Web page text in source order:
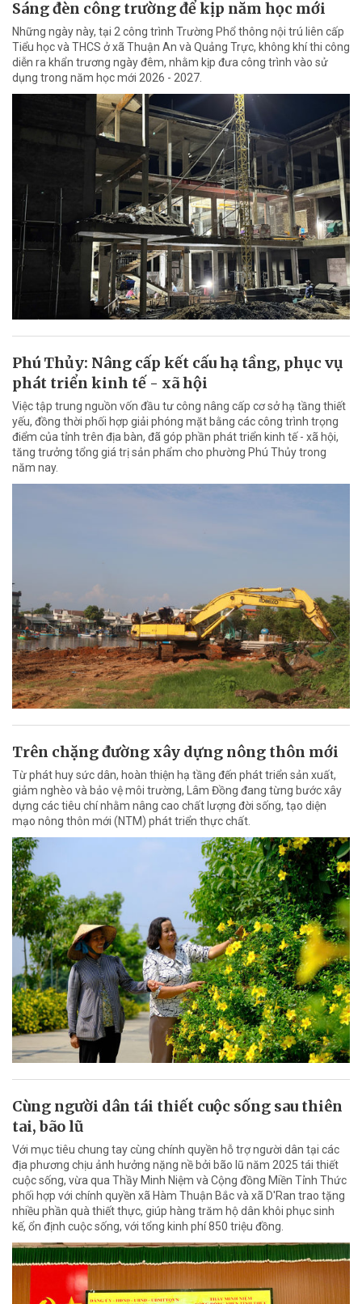
Sáng đèn công trường để kịp năm học mới
Những ngày này, tại 2 công trình Trường Phổ thông nội trú liên cấp
Tiểu học và THCS ở xã Thuận An và Quảng Trực, không khí thi công
diễn ra khẩn trương ngày đêm, nhằm kịp đưa công trình vào sử
dụng trong năm học mới 2026 - 2027.
Phú Thủy: Nâng cấp kết cấu hạ tầng, phục vụ
phát triển kinh tế - xã hội
Việc tập trung nguồn vốn đầu tư công nâng cấp cơ sở hạ tầng thiết
yếu, đồng thời phối hợp giải phóng mặt bằng các công trình trọng
điểm của tỉnh trên địa bàn, đã góp phần phát triển kinh tế - xã hội,
tăng trưởng tổng giá trị sản phẩm cho phường Phú Thủy trong
năm nay.
Trên chặng đường xây dựng nông thôn mới
Từ phát huy sức dân, hoàn thiện hạ tầng đến phát triển sản xuất,
giảm nghèo và bảo vệ môi trường, Lâm Đồng đang từng bước xây
dựng các tiêu chí nhằm nâng cao chất lượng đời sống, tạo diện
mạo nông thôn mới (NTM) phát triển thực chất.
Cùng người dân tái thiết cuộc sống sau thiên
tai, bão lũ
Với mục tiêu chung tay cùng chính quyền hỗ trợ người dân tại các
địa phương chịu ảnh hưởng nặng nề bởi bão lũ năm 2025 tái thiết
cuộc sống, vừa qua Thầy Minh Niệm và Cộng đồng Miền Tỉnh Thức
phối hợp với chính quyền xã Hàm Thuận Bắc và xã D'Ran trao tặng
nhiều phần quà thiết thực, giúp hàng trăm hộ dân khôi phục sinh
kế, ổn định cuộc sống, với tổng kinh phí 850 triệu đồng.